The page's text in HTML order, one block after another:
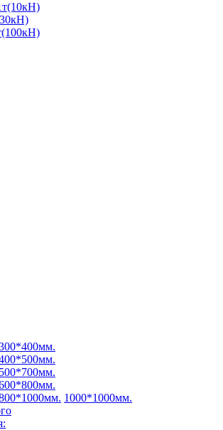
500*700мм.
1000*1000мм.